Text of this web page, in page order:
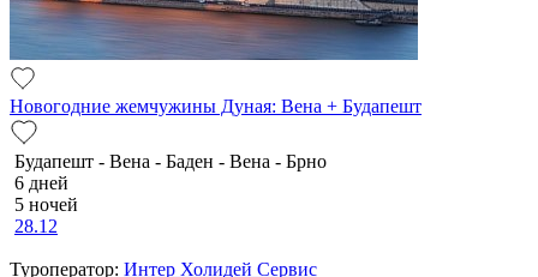
Новогодние жемчужины Дуная: Вена + Будапешт
Будапешт - Вена - Баден - Вена - Брно
6 дней
5 ночей
28.12
Туроператор: Интер Холидей Сервис